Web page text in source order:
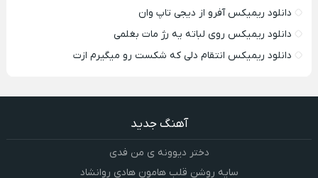
دانلود ریمیکس آفرو از ديجی تاپ وان
دانلود ریمیکس روی لباته یه رژ مات بغلمی
دانلود ریمیکس انتقام دلی که شکست رو میگیرم ازت
آهنگ جدید
دختر دیوونه ی من فدی
سایه روشن قلب هامون هادی روانشاد